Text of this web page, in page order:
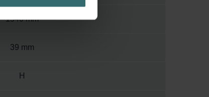
1540 mm
39 mm
H